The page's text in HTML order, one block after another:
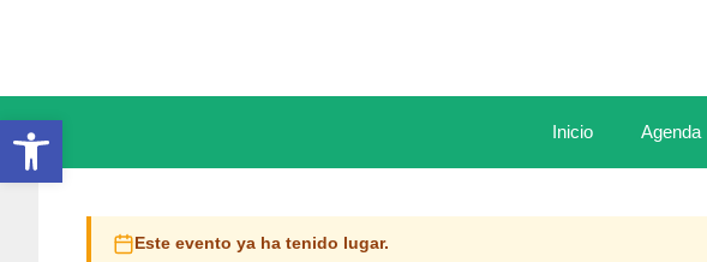
Abrir barra de herramientas Inicio Agenda
Este evento ya ha tenido lugar.